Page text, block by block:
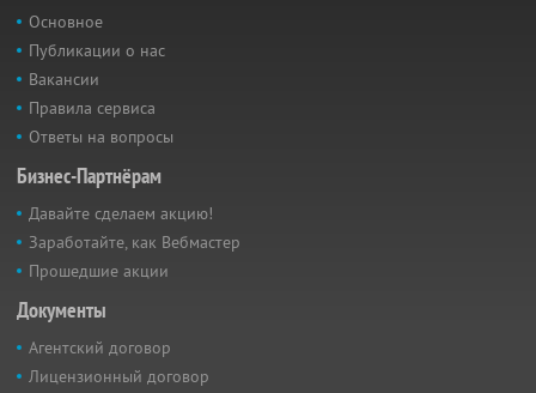
Основное
Публикации о нас
Вакансии
Правила сервиса
Ответы на вопросы
Бизнес-Партнёрам
Давайте сделаем акцию!
Заработайте, как Вебмастер
Прошедшие акции
Документы
Агентский договор
Лицензионный договор